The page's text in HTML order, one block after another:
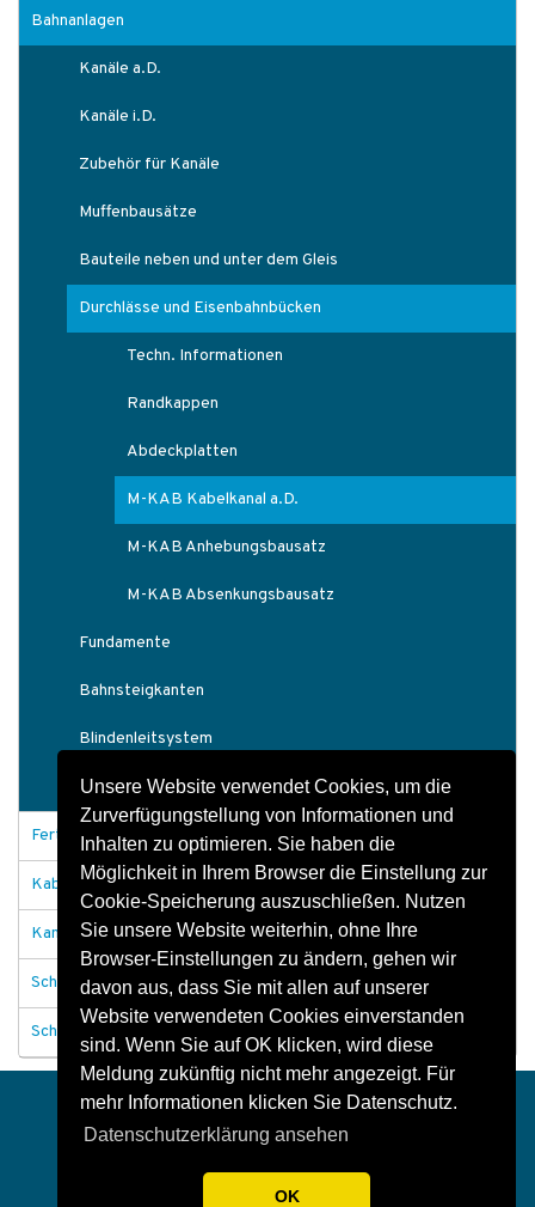
Unsere Website verwendet Cookies, um die
Zurverfügungstellung von Informationen und
Inhalten zu optimieren. Sie haben die
Möglichkeit in Ihrem Browser die Einstellung zur
Cookie-Speicherung auszuschließen. Nutzen
Sie unsere Website weiterhin, ohne Ihre
Browser-Einstellungen zu ändern, gehen wir
davon aus, dass Sie mit allen auf unserer
Website verwendeten Cookies einverstanden
sind. Wenn Sie auf OK klicken, wird diese
Meldung zukünftig nicht mehr angezeigt. Für
mehr Informationen klicken Sie Datenschutz.
Datenschutzerklärung ansehen
OK
Bahnanlagen
Kanäle a.D.
Kanäle i.D.
Zubehör für Kanäle
Muffenbausätze
Bauteile neben und unter dem Gleis
Durchlässe und Eisenbahnbücken
Techn. Informationen
Randkappen
Abdeckplatten
M-KAB Kabelkanal a.D.
M-KAB Anhebungsbausatz
M-KAB Absenkungsbausatz
Fundamente
Bahnsteigkanten
Blindenleitsystem
Bahnsteigzubehör
Fertigteile Tiefbau
Kabelschächte
Kanäle und Durchlässe
Schachtabdeckungen
Schachtbauwerke allgemein
Impressum Datenschutz Kontakt